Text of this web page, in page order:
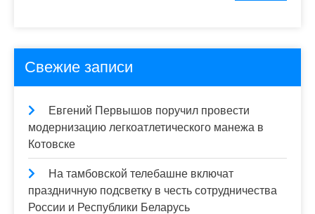
Свежие записи
Евгений Первышов поручил провести
модернизацию легкоатлетического манежа в
Котовске
На тамбовской телебашне включат
праздничную подсветку в честь сотрудничества
России и Республики Беларусь